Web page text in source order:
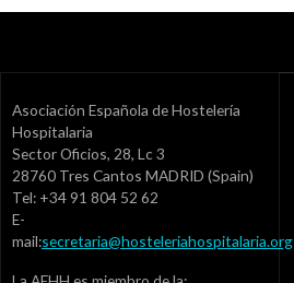
Asociación Española de Hostelería
Hospitalaria
Sector Oficios, 28, Lc 3
28760 Tres Cantos MADRID (Spain)
Tel: +34 91 804 52 62
E-
mail:secretaria@hosteleriahospitalaria.org